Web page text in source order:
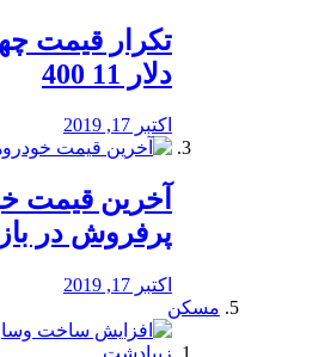
تکرار قیمت
دلار 11 400
اکتبر 17, 2019
آخرین قیمت
پرفروش در
اکتبر 17, 2019
مسکن